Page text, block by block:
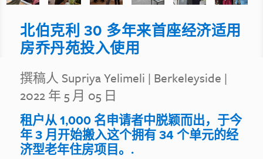
北伯克利 30 多年来首座经济适用
房乔丹苑投入使用
撰稿人 Supriya Yelimeli | Berkeleyside |
2022 年 5 月 05 日
租户从 1,000 名申请者中脱颖而出，于今
年 3 月开始搬入这个拥有 34 个单元的经
济型老年住房项目。.